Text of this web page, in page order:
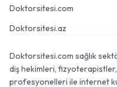
Doktorsitesi.com
Doktorsitesi.az
Doktorsitesi.com sağlık
diş hekimleri,
profesyonelleri ile internet